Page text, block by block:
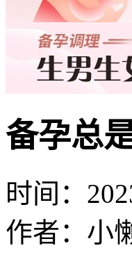
备孕总
时间：
作者：小